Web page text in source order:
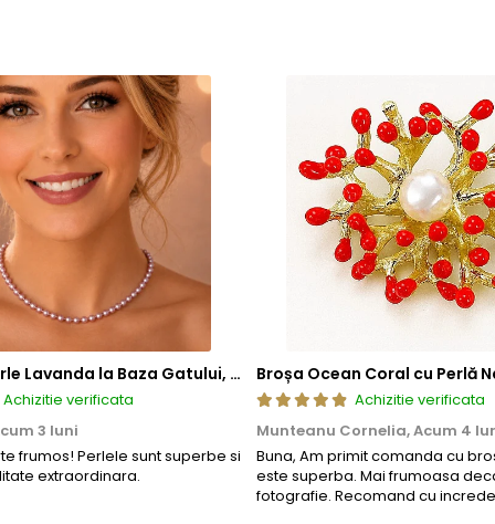
Colier cu Perle Lavanda la Baza Gatului, de 4-5 mm, Perle Rare, Calitate AAA+, Aur 14K | KASKADDA®
Achizitie verificata
3 luni
frumos! Perlele sunt superbe si
extraordinara.
Broșa Ocean Coral cu Perlă
Achizitie verificata
Munteanu Cornelia,Acum 4
Buna, Am primit comanda cu
este superba. Mai frumoasa
fotografie. Recomand cu